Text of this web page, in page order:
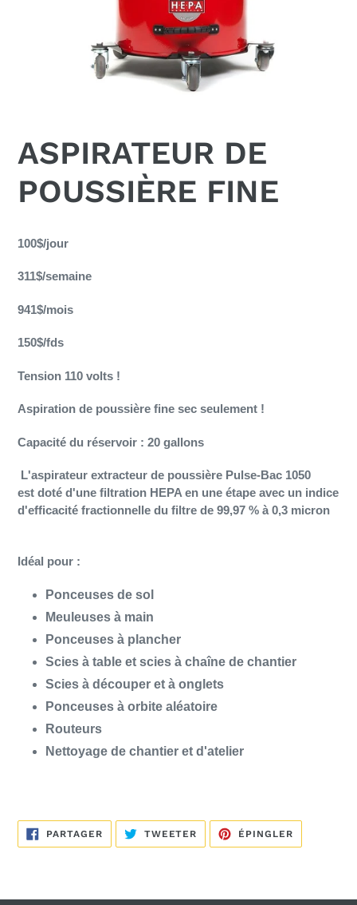
ASPIRATEUR DE
POUSSIÈRE FINE
d'un
à
panier
100$/jour
311$/semaine
941$/mois
150$/fds
Tension 110 volts !
Aspiration de poussière fine sec seulement !
Capacité du réservoir : 20 gallons
L'aspirateur extracteur de poussière Pulse-Bac 1050
est doté d'une filtration HEPA en une étape avec un indice
d'efficacité fractionnelle du filtre de 99,97 % à 0,3 micron
Idéal pour :
Ponceuses de sol
Meuleuses à main
Ponceuses à plancher
Scies à table et scies à chaîne de chantier
Scies à découper et à onglets
Ponceuses à orbite aléatoire
Routeurs
Nettoyage de chantier et d'atelier
PARTAGERPARTAGER
FACEBOOK
TWEETER TWEETER
TWITTER
ÉPINGLER
PINTEREST